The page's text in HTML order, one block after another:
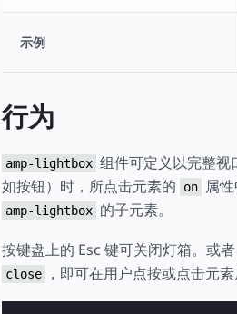
示例
行为
amp-lightbox 组件可定义以完整
如按钮）时，所点击元素的
on 属
amp-lightbox 的子元素。
按键盘上的 Esc 键可关闭灯箱。或
close ，即可在用户点按或点击元素